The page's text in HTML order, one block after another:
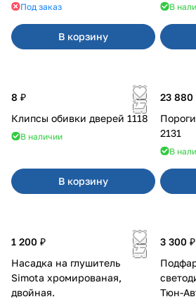
Под заказ
В корзину
В
8 ₽
Клипсы обивки дверей 1118
В наличии
В корзину
23 880
2131
В
1 200 ₽
Насадка на глушитель
Simota хромированая,
двойная.
3 300 ₽